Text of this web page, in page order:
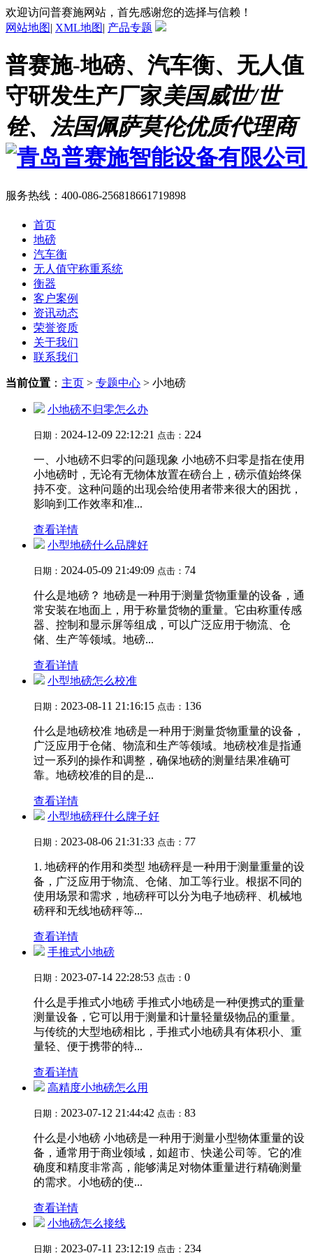
欢迎访问普赛施网站，首先感谢您的选择与信赖！
网站地图| XML地图| 产品专题
普赛施-地磅、汽车衡、无人值
守研发生产厂家美国威世/世
铨、法国佩萨莫伦优质代理商
服务热线： 400-086-256818661719898
首页
地磅
汽车衡
无人值守称重系统
衡器
客户案例
资讯动态
荣誉资质
关于我们
联系我们
当前位置 ： 主页 > 专题中心 > 小地磅
小地磅不归零怎么办
日期： 2024-12-09 22:12:21 点击： 224
一、小地磅不归零的问题现象 小地磅不归零是指在使用
小地磅时，无论有无物体放置在磅台上，磅示值始终保
持不变。这种问题的出现会给使用者带来很大的困扰，
影响到工作效率和准...
查看详情
小型地磅什么品牌好
日期： 2024-05-09 21:49:09 点击： 74
什么是地磅？ 地磅是一种用于测量货物重量的设备，通
常安装在地面上，用于称量货物的重量。它由称重传感
器、控制和显示屏等组成，可以广泛应用于物流、仓
储、生产等领域。地磅...
查看详情
小型地磅怎么校准
日期： 2023-08-11 21:16:15 点击： 136
什么是地磅校准 地磅是一种用于测量货物重量的设备，
广泛应用于仓储、物流和生产等领域。地磅校准是指通
过一系列的操作和调整，确保地磅的测量结果准确可
靠。地磅校准的目的是...
查看详情
小型地磅秤什么牌子好
日期： 2023-08-06 21:31:33 点击： 77
1. 地磅秤的作用和类型 地磅秤是一种用于测量重量的设
备，广泛应用于物流、仓储、加工等行业。根据不同的
使用场景和需求，地磅秤可以分为电子地磅秤、机械地
磅秤和无线地磅秤等...
查看详情
手推式小地磅
日期： 2023-07-14 22:28:53 点击： 0
什么是手推式小地磅 手推式小地磅是一种便携式的重量
测量设备，它可以用于测量和计量轻量级物品的重量。
与传统的大型地磅相比，手推式小地磅具有体积小、重
量轻、便于携带的特...
查看详情
高精度小地磅怎么用
日期： 2023-07-12 21:44:42 点击： 83
什么是小地磅 小地磅是一种用于测量小型物体重量的设
备，通常用于商业领域，如超市、快递公司等。它的准
确度和精度非常高，能够满足对物体重量进行精确测量
的需求。小地磅的使...
查看详情
小地磅怎么接线
日期： 2023-07-11 23:12:19 点击： 234